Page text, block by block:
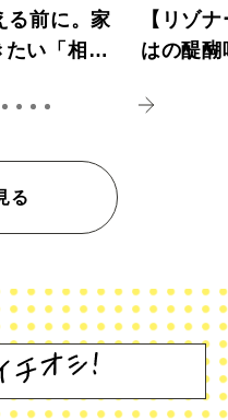
る前に。家
い「相続
【リゾ
はの醍
る